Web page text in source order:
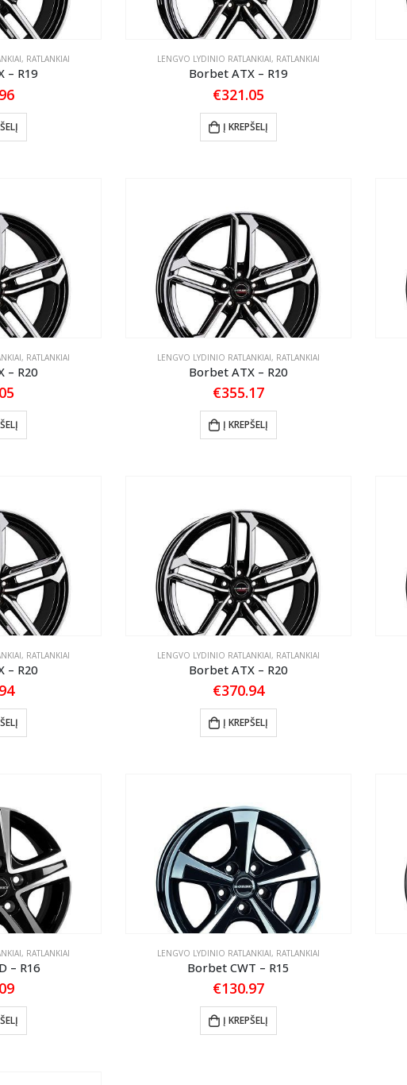
, RATLANKIAI
– R19
LENGVO LYDINIO RATLANKIAI, RATLANKIAI
Borbet ATX – R19
€321.05
Į KREPŠELĮ
, RATLANKIAI
– R20
LENGVO LYDINIO RATLANKIAI, RATLANKIAI
Borbet ATX – R20
€355.17
Į KREPŠELĮ
, RATLANKIAI
– R20
LENGVO LYDINIO RATLANKIAI, RATLANKIAI
Borbet ATX – R20
€370.94
Į KREPŠELĮ
, RATLANKIAI
– R16
LENGVO LYDINIO RATLANKIAI, RATLANKIAI
Borbet CWT – R15
€130.97
Į KREPŠELĮ